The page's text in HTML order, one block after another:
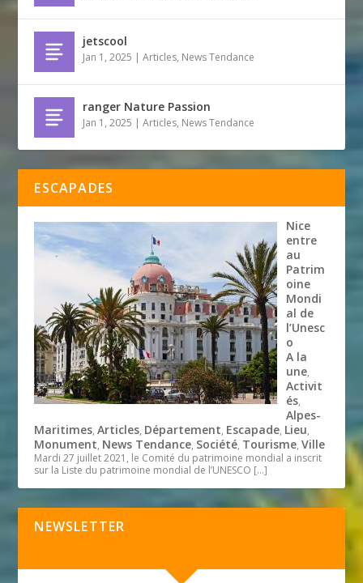
jetscool
Jan 1, 2025 |Articles, News Tendance
ranger Nature Passion
Jan 1, 2025 |Articles, News Tendance
ESCAPADES
Nice
entre
au
Patrim
oine
Mondi
al de
l’Unesc
o
A la
une,
Activit
és,
Alpes-
Maritimes,Articles, Département, Escapade, Lieu,
Monument, News Tendance, Société, Tourisme,Ville
Mardi 27 juillet 2021, le Comité du patrimoine mondial a inscrit
sur la Liste du patrimoine mondial de l’UNESCO […]
NEWSLETTER